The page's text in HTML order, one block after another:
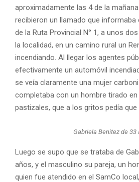
aproximadamente las 4 de la
recibieron un llamado que
de la Ruta Provincial N° 1, a unos
la localidad, en un camino rural un
incendiando. Al llegar los agentes
efectivamente un automóvil
se veía claramente una mujer
completaba con un hombre tirado
pastizales, que a los gritos pedía que
Gabriela Benitez de 33
Luego se supo que se trataba de
años, y el masculino su pareja, un
quien fue atendido en el SamCo